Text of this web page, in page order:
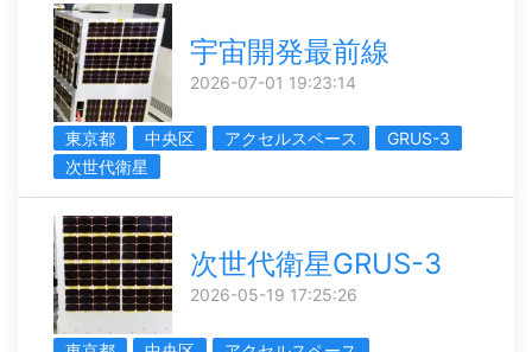
宇宙開発最前線
2026-07-01 19:23:14
東京都 中央区 アクセルスペース
GRUS-3
次世代衛星
次世代衛星GRUS-3
2026-05-19 17:25:26